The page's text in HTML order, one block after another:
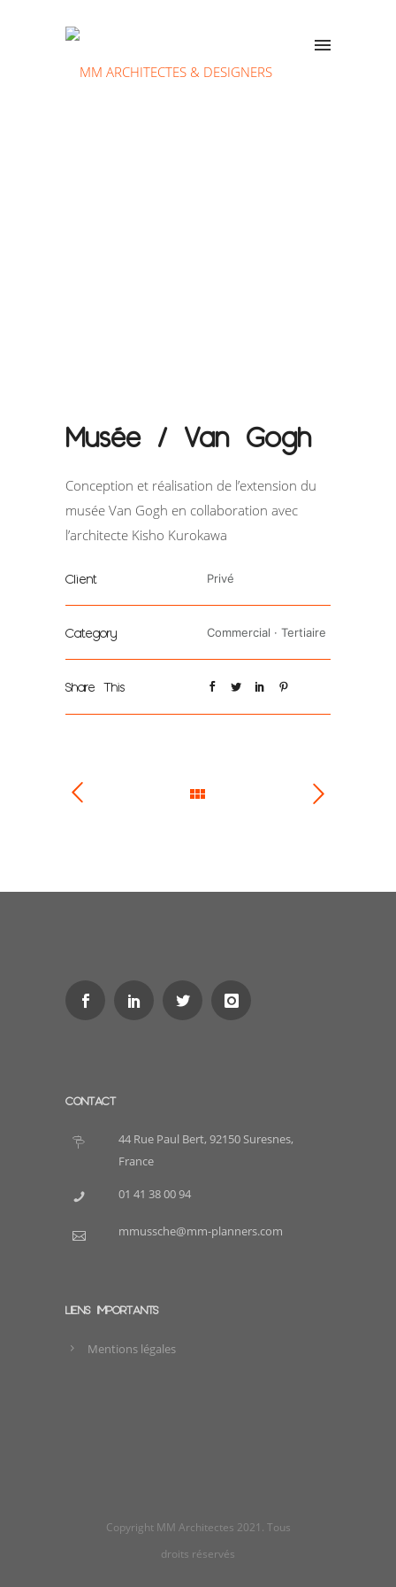
Musée / Van Gogh
Conception et réalisation de l’extension du
musée Van Gogh en collaboration avec
l’architecte Kisho Kurokawa
Client Privé
Category Commercial · Tertiaire
Share This
CONTACT
44 Rue Paul Bert, 92150 Suresnes,
France
01 41 38 00 94
mmussche@mm-planners.com
LIENS IMPORTANTS
Mentions légales
Copyright MM Architectes 2021. Tous
droits réservés